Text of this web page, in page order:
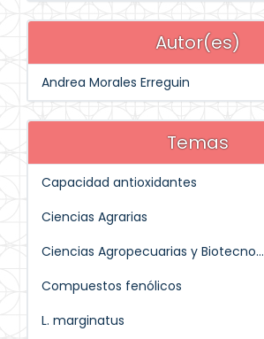
Autor(es)
Andrea Morales Erreguin
Temas
Capacidad antioxidantes
Ciencias Agrarias
Ciencias Agropecuarias y Biotecno...
Compuestos fenólicos
L. marginatus